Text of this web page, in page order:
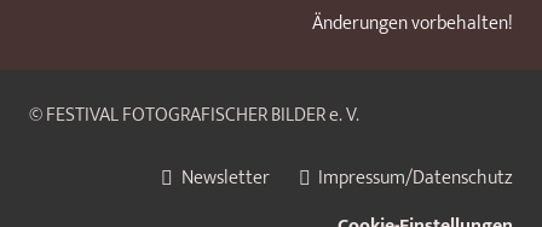
Änderungen vorbehalten!
© FESTIVAL FOTOGRAFISCHER BILDER e. V.
Newsletter
Impressum/Datenschutz